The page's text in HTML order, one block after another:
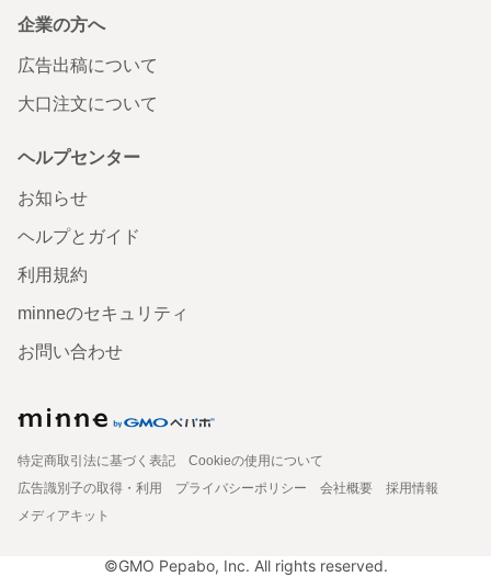
企業の方へ
広告出稿について
大口注文について
ヘルプセンター
お知らせ
ヘルプとガイド
利用規約
minneのセキュリティ
お問い合わせ
特定商取引法に基づく表記
Cookieの使用について
広告識別子の取得・利用
プライバシーポリシー 会社概要
採用情報
メディアキット
©GMO Pepabo, Inc. All rights reserved.